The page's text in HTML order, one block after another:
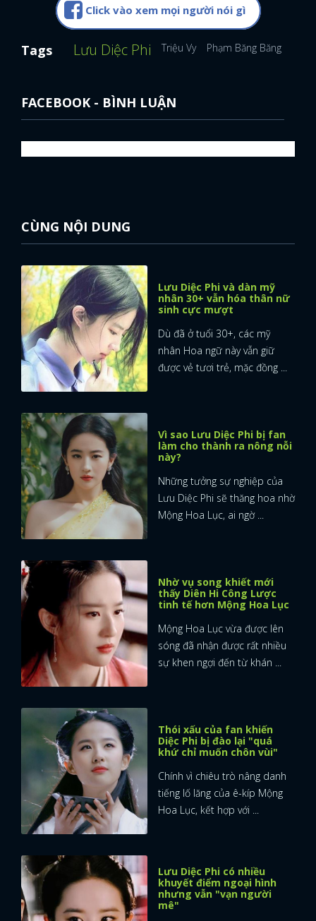
Click vào xem mọi người nói gì
Tags Lưu Diệc Phi Triệu Vy Phạm Băng Băng
FACEBOOK - BÌNH LUẬN
CÙNG NỘI DUNG
Lưu Diệc Phi và dàn mỹ
nhân 30+ vẫn hóa thân nữ
sinh cực mượt
Dù đã ở tuổi 30+, các mỹ
nhân Hoa ngữ này vẫn giữ
được vẻ tươi trẻ, mặc đồng ...
Vì sao Lưu Diệc Phi bị fan
làm cho thành ra nông nỗi
này?
Những tưởng sự nghiệp của
Lưu Diệc Phi sẽ thăng hoa nhờ
Mộng Hoa Lục, ai ngờ ...
Nhờ vụ song khiết mới
thấy Diên Hi Công Lược
tinh tế hơn Mộng Hoa Lục
Mộng Hoa Lục vừa được lên
sóng đã nhận được rất nhiều
sự khen ngợi đến từ khán ...
Thói xấu của fan khiến
Diệc Phi bị đào lại "quá
khứ chỉ muốn chôn vùi"
Chính vì chiêu trò nâng danh
tiếng lố lăng của ê-kíp Mộng
Hoa Lục, kết hợp với ...
Lưu Diệc Phi có nhiều
khuyết điểm ngoại hình
nhưng vẫn "vạn người
mê"